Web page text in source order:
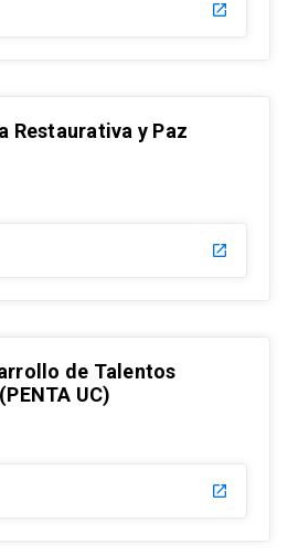
launch
Restaurativa y Paz
launch
de Talentos
UC)
launch